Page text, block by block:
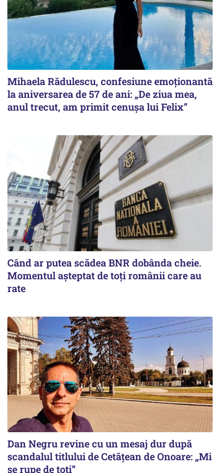
Mihaela Rădulescu, confesiune emoționantă
la aniversarea de 57 de ani: „De ziua mea,
anul trecut, am primit cenușa lui Felix”
Când ar putea scădea BNR dobânda cheie.
Momentul aşteptat de toţi românii care au
rate
Dan Negru revine cu un mesaj dur după
scandalul titlului de Cetățean de Onoare: „Mi
se rupe de toți”